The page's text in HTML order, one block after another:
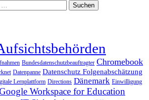
Bundesdatenschutzbeauftragter Chromebook
Datenpanne Datenschutz Folgenabschätzung
Lernplattform Directions Dänemark Einwilligung
Workspace for Education